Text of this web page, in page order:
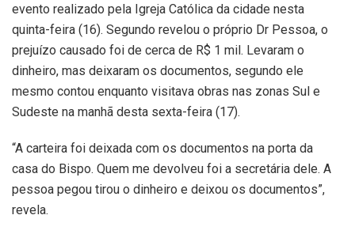
evento realizado pela Igreja Católica da cidade nesta
quinta-feira (16). Segundo revelou o próprio Dr Pessoa, o
prejuízo causado foi de cerca de R$ 1 mil. Levaram o
dinheiro, mas deixaram os documentos, segundo ele
mesmo contou enquanto visitava obras nas zonas Sul e
Sudeste na manhã desta sexta-feira (17).
“A carteira foi deixada com os documentos na porta da
casa do Bispo. Quem me devolveu foi a secretária dele. A
pessoa pegou tirou o dinheiro e deixou os documentos”,
revela.